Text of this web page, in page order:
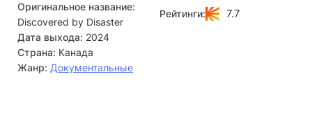
Оригинальное название:
Discovered by Disaster
Дата выхода: 2024
Страна: Канада
Жанр: Документальные
Рейтинги: 7.7